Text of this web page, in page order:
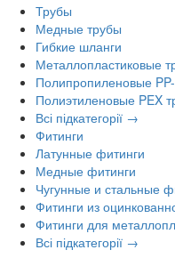
Трубы
Медные трубы
Гибкие шланги
Металлопластиковые
Полипропиленовые
Полиэтиленовые PEX
Всі підкатегорії →
Фитинги
Латунные фитинги
Медные фитинги
Чугунные и стальные
Фитинги из
Фитинги для
Всі підкатегорії →